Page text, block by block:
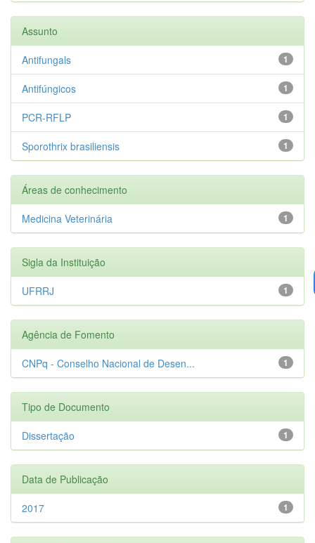
Assunto
1
Antifungals
1
Antifúngicos
1
PCR-RFLP
1
Sporothrix brasiliensis
Áreas de conhecimento
1
Medicina Veterinária
Sigla da Instituição
1
UFRRJ
Agência de Fomento
1
CNPq - Conselho Nacional de Desen...
Tipo de Documento
1
Dissertação
Data de Publicação
1
2017